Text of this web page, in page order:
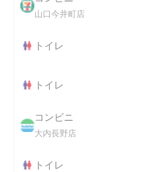
山口今井町店
トイレ
トイレ
コンビニ
大内長野店
トイレ